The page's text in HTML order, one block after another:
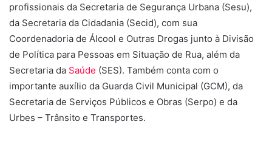
profissionais da Secretaria de Segurança Urbana (Sesu),
da Secretaria da Cidadania (Secid), com sua
Coordenadoria de Álcool e Outras Drogas junto à Divisão
de Política para Pessoas em Situação de Rua, além da
Secretaria da Saúde (SES). Também conta com o
importante auxílio da Guarda Civil Municipal (GCM), da
Secretaria de Serviços Públicos e Obras (Serpo) e da
Urbes – Trânsito e Transportes.